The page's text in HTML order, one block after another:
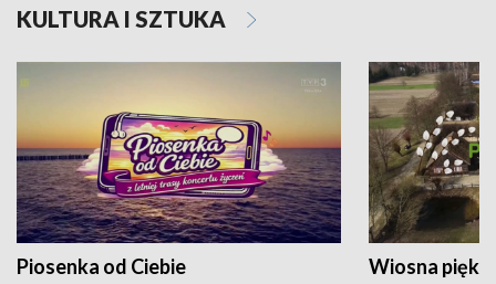
KULTURA I SZTUKA
Piosenka od Ciebie Wiosna